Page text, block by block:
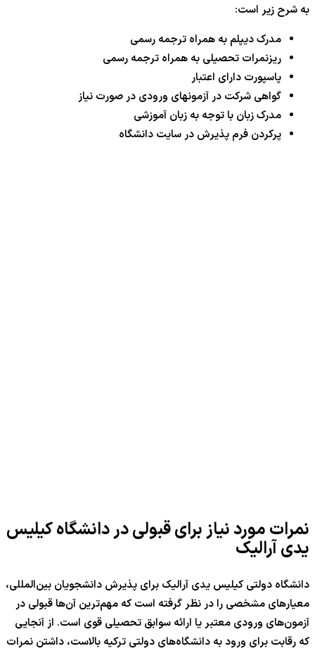
به شرح زیر است:
مدرک دیپلم به همراه ترجمه رسمی
ریزنمرات تحصیلی به همراه ترجمه رسمی
پاسپورت دارای اعتبار
گواهی شرکت در آزمونهای ورودی در صورت نیاز
مدرک زبان با توجه به زبان آموزشی
پرکردن فرم پذیرش در سایت دانشگاه
نمرات مورد نیاز برای قبولی در دانشگاه کیلیس
یدی آرالیک
دانشگاه دولتی کیلیس یدی آرالیک برای پذیرش دانشجویان بین‌المللی،
معیارهای مشخصی را در نظر گرفته است که مهم‌ترین آن‌ها قبولی در
آزمون‌های ورودی معتبر یا ارائه سوابق تحصیلی قوی است. از آنجایی
که رقابت برای ورود به دانشگاه‌های دولتی ترکیه بالاست، داشتن نمرات